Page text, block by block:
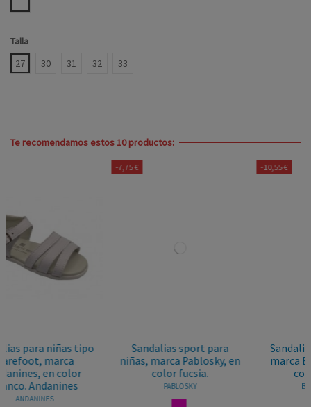
Talla
27
30 31 32 33
Te recomendamos estos 10 productos:
Sandalias sport para
niñas, marca Pablosky, en
color fucsia.
PABLOSKY
Sandalias de piel niñas,
marca Biomecanics, en
color blanco.